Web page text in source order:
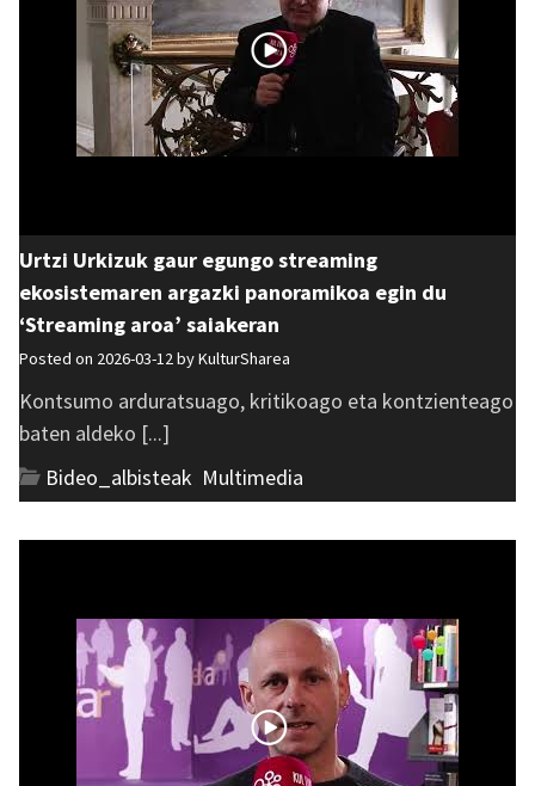
Urtzi Urkizuk gaur egungo streaming
ekosistemaren argazki panoramikoa egin du
‘Streaming aroa’ saiakeran
Posted on 2026-03-12 byKulturSharea
Kontsumo arduratsuago, kritikoago eta kontzienteago
baten aldeko [...]
Bideo_albisteak Multimedia